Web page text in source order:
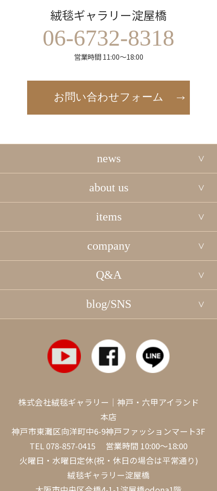
絨毯ギャラリー淀屋橋
06-6732-8318
営業時間 11:00～18:00
お問い合わせフォーム
news
about us
items
company
Q&A
blog/SNS
株式会社絨毯ギャラリー｜神戸・六甲アイランド
本店
神戸市東灘区向洋町中6-9神戸ファッションマート3F
TEL 078-857-0415 営業時間 10:00～18:00
火曜日・水曜日定休(祝・休日の場合は平常通り)
絨毯ギャラリー淀屋橋